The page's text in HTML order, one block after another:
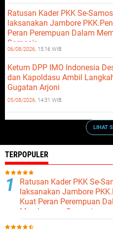
Ratusan Kader PKK Se-
laksanakan Jambore
Peran Perempuan Dalam
Samosir.
06/08/2026, 15:16 WIB
Ketum DPP IMO Indonesia
dan Kapoldasu Ambil
Gugatan Arjoni
05/08/2026, 14:31 WIB
LIHAT
TERPOPULER
Ratusan Kader PKK Se-
laksanakan Jambore
Kuat Peran Perempuan
Membangun Samosir.